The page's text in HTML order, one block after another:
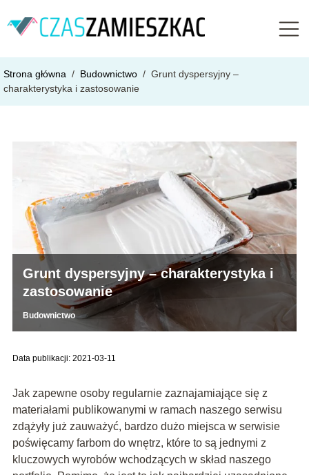
Strona główna / Budownictwo / Grunt dyspersyjny –
charakterystyka i zastosowanie
Grunt dyspersyjny – charakterystyka i
zastosowanie
Budownictwo
Data publikacji: 2021-03-11
Jak zapewne osoby regularnie zaznajamiające się z
materiałami publikowanymi w ramach naszego serwisu
zdążyły już zauważyć, bardzo dużo miejsca w serwisie
poświęcamy farbom do wnętrz, które to są jednymi z
kluczowych wyrobów wchodzących w skład naszego